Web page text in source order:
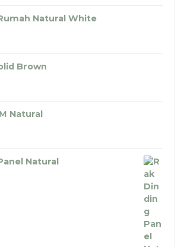
Natural White
Brown
Natural
Natural